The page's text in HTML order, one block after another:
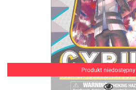
Produkt niedostępny